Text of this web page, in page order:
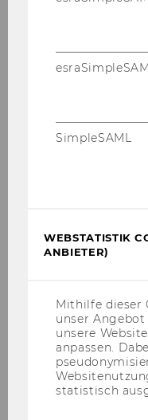
- 26-28.04.2023
Wolfgang
1st WU Global
Blum - 13.03.2023
2023 WU
WU Tax Law
07.02.2023
Recent VAT Case
SimpleSAML
WEBSTATISTIK
ANBIETER)
Mithilfe dieser
unser
unsere
anpassen.
statistisch